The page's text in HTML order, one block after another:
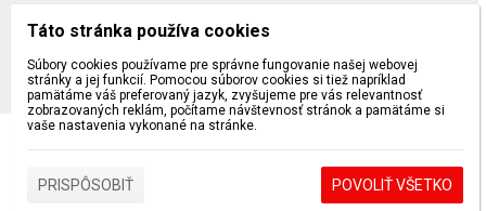
5 a 10 ročná záruka na sedačky a postele
Táto stránka používa cookies
Súbory cookies používame pre správne fungovanie našej webovej
stránky a jej funkcií. Pomocou súborov cookies si tiež napríklad
pamätáme váš preferovaný jazyk, zvyšujeme pre vás relevantnosť
zobrazovaných reklám, počítame návštevnosť stránok a pamätáme si
vaše nastavenia vykonané na stránke.
PRISPÔSOBIŤ POVOLIŤ VŠETKO